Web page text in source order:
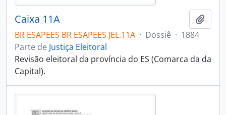
Caixa 11A
BR ESAPEES BR ESAPEES JEL.11A · Dossiê · 1884
Parte de Justiça Eleitoral
Revisão eleitoral da província do ES (Comarca da da
Capital).